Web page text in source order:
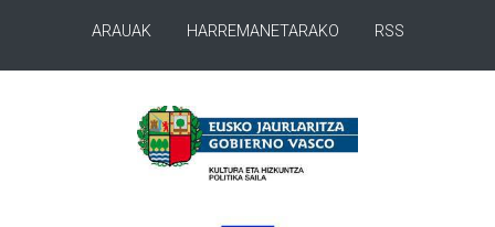
ARAUAK HARREMANETARAKO RSS